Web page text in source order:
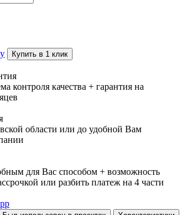
Купить в 1 клик
контроля качества + гарантия на
области или до удобной Вам
для Вас способом + возможность
или разбить платеж на 4 части